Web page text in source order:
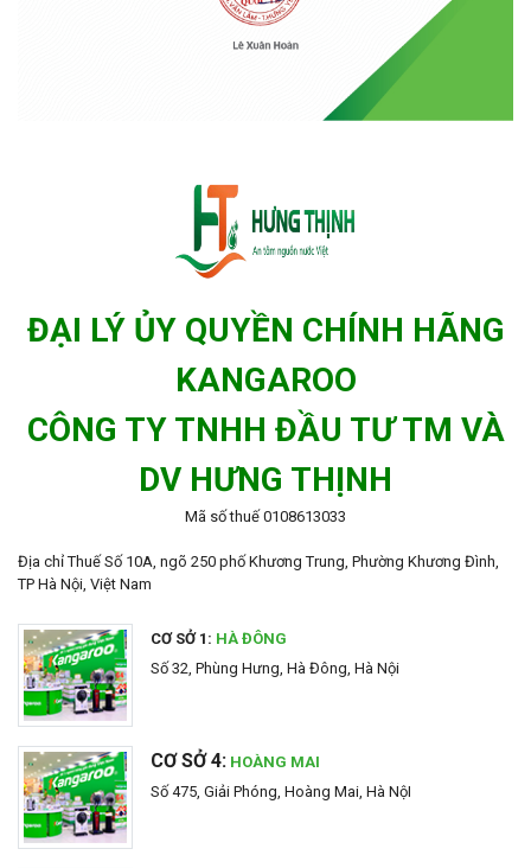
ĐẠI LÝ ỦY QUYỀN CHÍNH HÃNG
KANGAROO
CÔNG TY TNHH ĐẦU TƯ TM VÀ
DV HƯNG THỊNH
Mã số thuế 0108613033
Địa chỉ Thuế Số 10A, ngõ 250 phố Khương Trung, Phường Khương Đình,
TP Hà Nội, Việt Nam
CƠ SỞ 1: HÀ ĐÔNG
Số 32, Phùng Hưng, Hà Đông, Hà Nội
CƠ SỞ 4: HOÀNG MAI
Số 475, Giải Phóng, Hoàng Mai, Hà NộI